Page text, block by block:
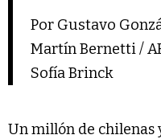
Por Gustavo
Martín Bernetti /
Sofía Brinck
Un millón de chilenas